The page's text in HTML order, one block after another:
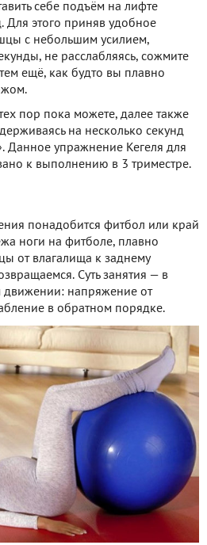
себе подъём на лифте
этого приняв удобное
с небольшим усилием,
не расслабляясь, сожмите
ещё, как будто вы плавно
пор пока можете, далее также
на несколько секунд
Данное упражнение Кегеля для
к выполнению в 3 триместре.
понадобится фитбол или край
ноги на фитболе, плавно
от влагалища к заднему
Суть занятия — в
напряжение от
в обратном порядке.